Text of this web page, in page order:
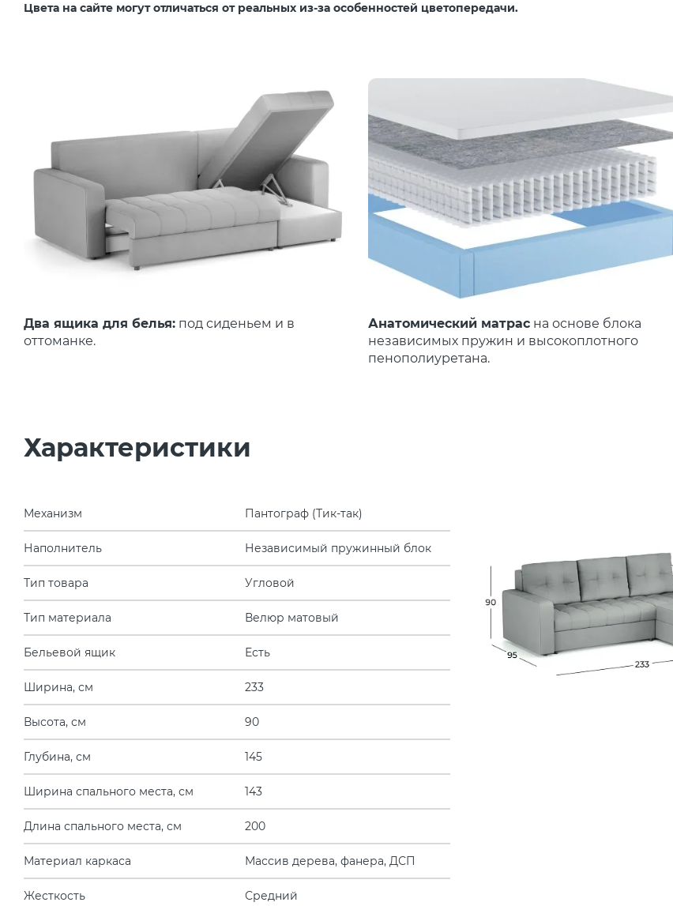
Цвета на сайте могут отличаться от реальных из-за особенностей цветопередачи.
Два ящика для белья: под сиденьем и в
оттоманке.
Анатомический матрасна основе блока
независимых пружин и высокоплотного
пенополиуретана.
Характеристики
Механизм Пантограф (Тик-так)
Наполнитель Независимый пружинный блок
Тип товара Угловой
Тип материала Велюр матовый
Бельевой ящик Есть
Ширина, см 233
Высота, см 90
Глубина, см 145
Ширина спального места, см 143
Длина спального места, см 200
Материал каркаса Массив дерева, фанера, ДСП
Жесткость Средний